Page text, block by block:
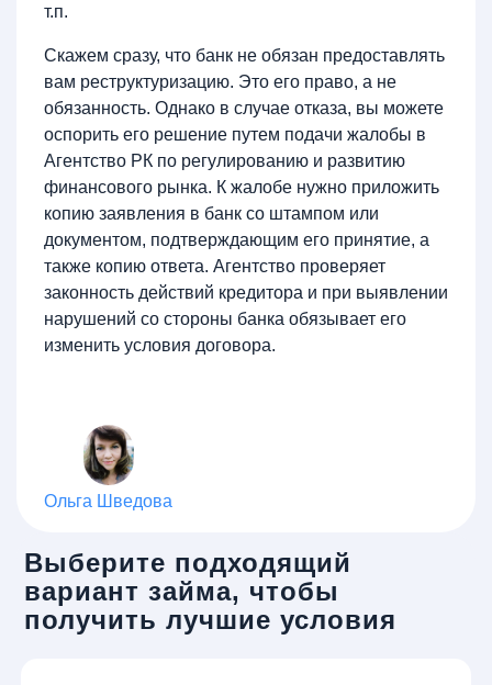
т.п.
Скажем сразу, что банк не обязан предоставлять
вам реструктуризацию. Это его право, а не
обязанность. Однако в случае отказа, вы можете
оспорить его решение путем подачи жалобы в
Агентство РК по регулированию и развитию
финансового рынка. К жалобе нужно приложить
копию заявления в банк со штампом или
документом, подтверждающим его принятие, а
также копию ответа. Агентство проверяет
законность действий кредитора и при выявлении
нарушений со стороны банка обязывает его
изменить условия договора.
Ольга Шведова
Выберите подходящий
вариант займа, чтобы
получить лучшие условия